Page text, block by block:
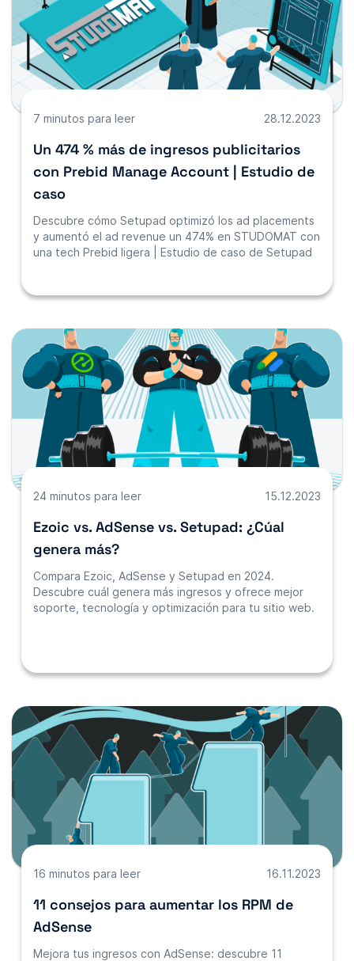
7 minutos para leer 28.12.2023
Un 474 % más de ingresos publicitarios
con Prebid Manage Account | Estudio de
caso
Descubre cómo Setupad optimizó los ad placements
y aumentó el ad revenue un 474% en STUDOMAT con
una tech Prebid ligera | Estudio de caso de Setupad
24 minutos para leer 15.12.2023
Ezoic vs. AdSense vs. Setupad: ¿Cúal
genera más?
Compara Ezoic, AdSense y Setupad en 2024.
Descubre cuál genera más ingresos y ofrece mejor
soporte, tecnología y optimización para tu sitio web.
16 minutos para leer 16.11.2023
11 consejos para aumentar los RPM de
AdSense
Mejora tus ingresos con AdSense: descubre 11